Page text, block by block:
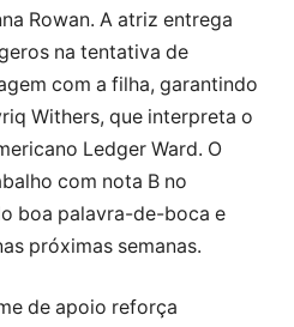
Rowan. A atriz entrega
na tentativa de
com a filha, garantindo
Withers, que interpreta o
Ledger Ward. O
com nota B no
boa palavra-de-boca e
próximas semanas.
de apoio reforça